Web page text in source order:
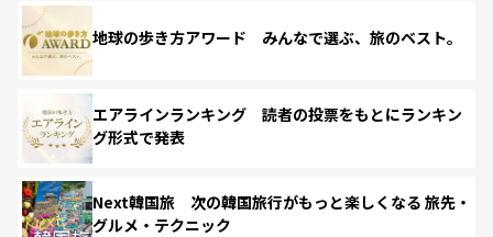
地球の歩き方アワード みんなで選ぶ、旅のベスト。
エアラインランキング 読者の投票をもとにランキン
グ形式で発表
Next韓国旅 次の韓国旅行がもっと楽しくなる 旅先・
グルメ・テクニック